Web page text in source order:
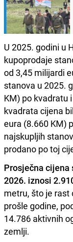
U 2025. godini u
kupoprodaje
od 3,45 milijardi
stanova u 2025.
KM) po kvadratu
kvadrata cijena
eura (8.660 KM)
najskupljih
prodano po toj
Prosječna cijena
2026. iznosi
metru, što je rast
prošle godine,
14.786 aktivnih
zemlji.